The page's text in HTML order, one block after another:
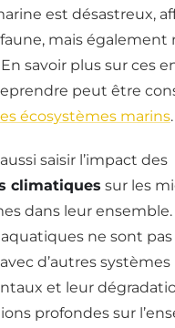
est désastreux,
mais également
savoir plus sur ces
peut être
écosystèmes marins.
saisir l’impact des
climatiques sur les
dans leur ensemble.
ne sont pas
d’autres systèmes
et leur
profondes sur